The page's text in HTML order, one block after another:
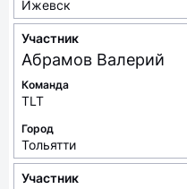
Ижевск
Участник
Абрамов Валерий
Команда
TLT
Город
Тольятти
Участник